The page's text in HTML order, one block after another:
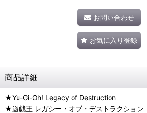
お問い合わせ
お気に入り登録
商品詳細
★Yu-Gi-Oh! Legacy of Destruction
★遊戯王 レガシー・オブ・デストラクション